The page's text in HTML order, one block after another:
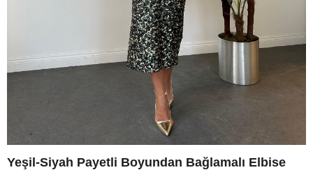
Yeşil-Siyah Payetli Boyundan Bağlamalı Elbise